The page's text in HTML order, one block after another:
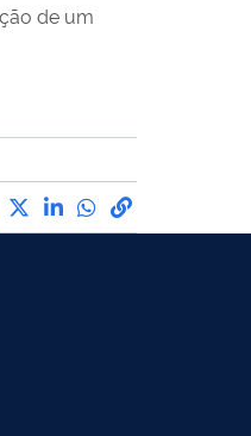
de um
Compartilhe por
Compartilhe por
Compartilhe por
Compartilhe
link para